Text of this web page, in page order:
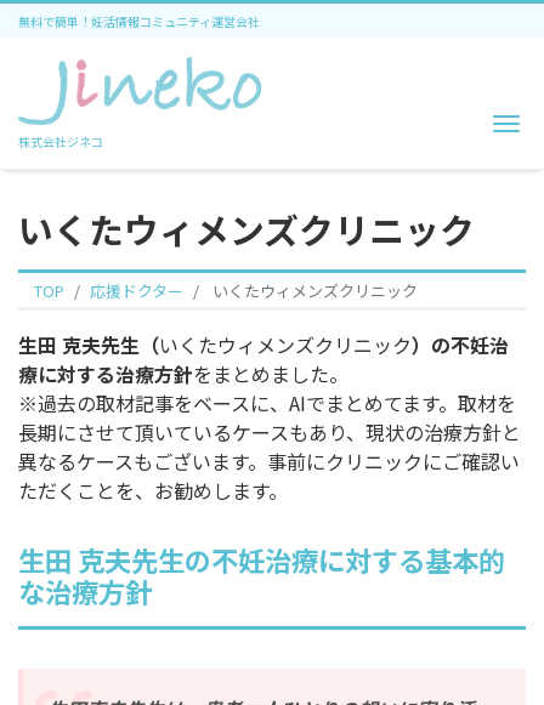
無料で簡単！妊活情報コミュニティ運営会社
株式会社ジネコ
いくたウィメンズクリニック
TOP 応援ドクター いくたウィメンズクリニック
生田 克夫先生（いくたウィメンズクリニック）の不妊治
療に対する治療方針をまとめました。
※過去の取材記事をベースに、AIでまとめてます。取材を
長期にさせて頂いているケースもあり、現状の治療方針と
異なるケースもございます。事前にクリニックにご確認い
ただくことを、お勧めします。
生田 克夫先生の不妊治療に対する基本的
な治療方針